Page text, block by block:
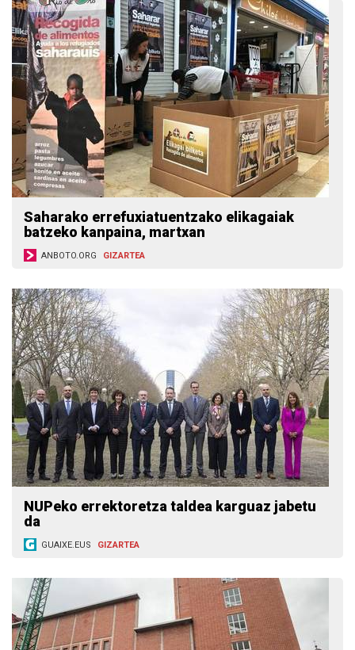
Saharako errefuxiatuentzako elikagaiak
batzeko kanpaina, martxan
ANBOTO.ORG GIZARTEA
NUPeko errektoretza taldea karguaz jabetu
da
GUAIXE.EUS GIZARTEA